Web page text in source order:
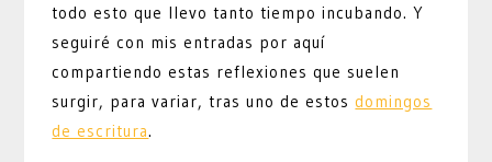
todo esto que llevo tanto tiempo incubando. Y
seguiré con mis entradas por aquí
compartiendo estas reflexiones que suelen
surgir, para variar, tras uno de estosdomingos
de escritura.